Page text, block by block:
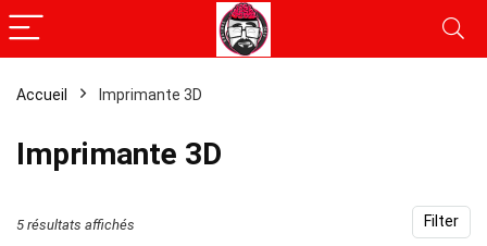
Accueil Imprimante 3D
Imprimante 3D
Filter
5 résultats affichés